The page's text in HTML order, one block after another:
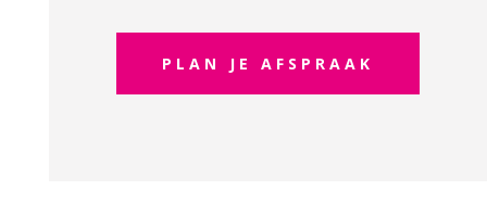
PLAN JE AFSPRAAK